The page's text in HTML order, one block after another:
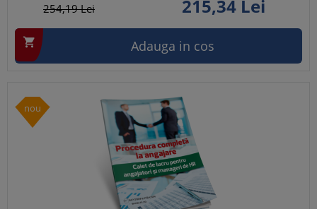
254,19Lei 215,34Lei
 Adauga in cos
nou